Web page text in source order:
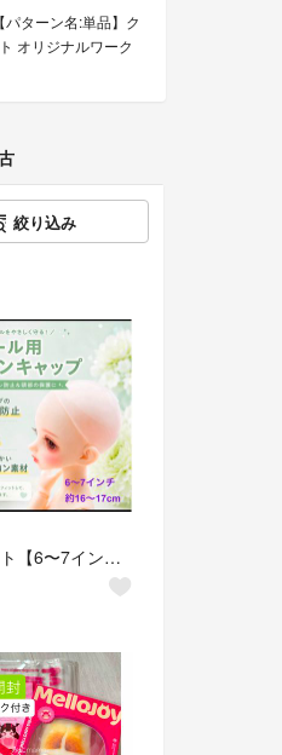
ターン名:単品】ク
オリジナルワーク
絞り込み
2個セット【6〜7インチ】ドール シリコン キャップ ウィッグ 固定 BJD DD SD